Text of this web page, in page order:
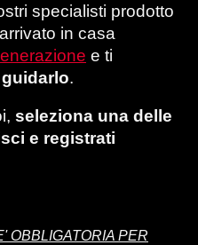
specialisti prodotto
in casa
e ti
guidarlo.
seleziona una delle
e registrati
OBBLIGATORIA PER